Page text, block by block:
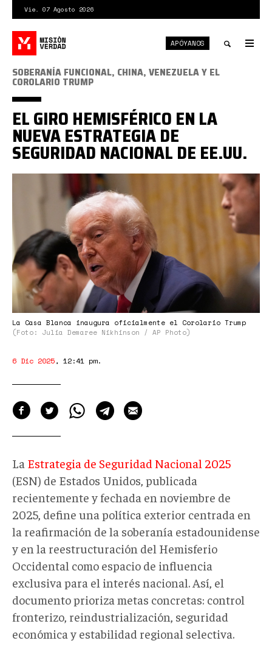
contenido
principal
Vie. 07 Agosto 2026
APÓYANOS
rubio
La Casa Blanca inaugura oficialmente el Corolario Trump
(Foto: Julia Demaree Nikhinson / AP Photo)
SOBERANÍA FUNCIONAL, CHINA, VENEZUELA Y EL
COROLARIO TRUMP
EL GIRO HEMISFÉRICO EN LA
NUEVA ESTRATEGIA DE
SEGURIDAD NACIONAL DE EE.UU.
6 Dic 2025, 12:41 pm.
La Estrategia de Seguridad Nacional 2025
(ESN) de Estados Unidos, publicada
recientemente y fechada en noviembre de
2025, define una política exterior centrada en
la reafirmación de la soberanía estadounidense
y en la reestructuración del Hemisferio
Occidental como espacio de influencia
exclusiva para el interés nacional. Así, el
documento prioriza metas concretas: control
fronterizo, reindustrialización, seguridad
económica y estabilidad regional selectiva.